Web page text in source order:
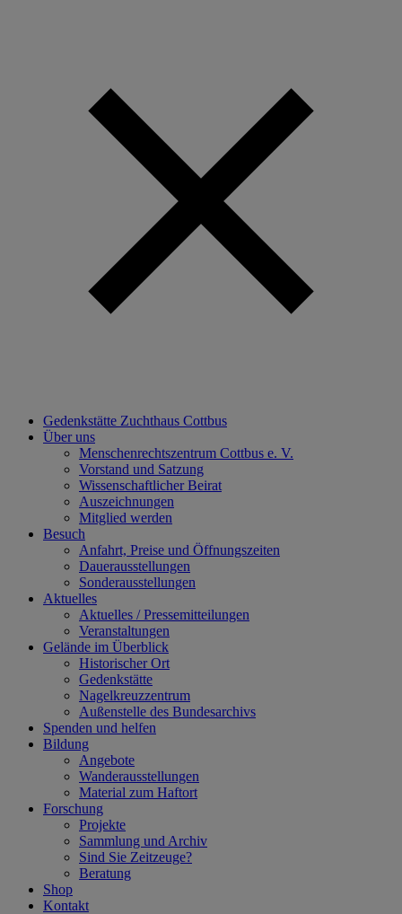
Gedenkstätte Zuchthaus Cottbus
Über uns
Menschenrechtszentrum Cottbus e. V.
Vorstand und Satzung
Wissenschaftlicher Beirat
Auszeichnungen
Mitglied werden
Besuch
Anfahrt, Preise und Öffnungszeiten
Dauerausstellungen
Sonderausstellungen
Aktuelles
Aktuelles / Pressemitteilungen
Veranstaltungen
Gelände im Überblick
Historischer Ort
Gedenkstätte
Nagelkreuzzentrum
Außenstelle des Bundesarchivs
Spenden und helfen
Bildung
Angebote
Wanderausstellungen
Material zum Haftort
Forschung
Projekte
Sammlung und Archiv
Sind Sie Zeitzeuge?
Beratung
Shop
Kontakt